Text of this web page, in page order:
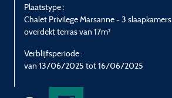
Plaatstype :
Chalet Privilege Marsanne - 3 slaapkamers
overdekt terras van 17m²
Verblijfsperiode :
van 13/06/2025 tot 16/06/2025